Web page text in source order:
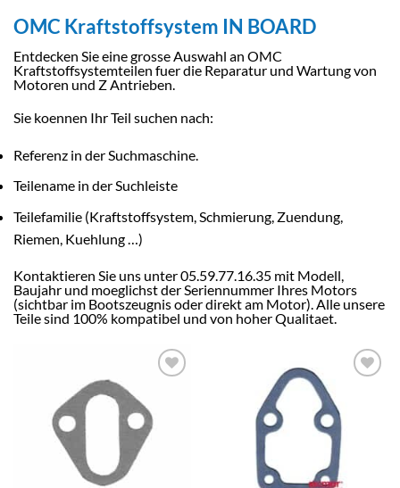
OMC Kraftstoffsystem IN BOARD
Entdecken Sie eine grosse Auswahl an OMC
Kraftstoffsystemteilen fuer die Reparatur und Wartung von
Motoren und Z Antrieben.
Sie koennen Ihr Teil suchen nach:
Referenz in der Suchmaschine.
Teilename in der Suchleiste
Teilefamilie (Kraftstoffsystem, Schmierung, Zuendung,
Riemen, Kuehlung …)
Kontaktieren Sie uns unter 05.59.77.16.35 mit Modell,
Baujahr und moeglichst der Seriennummer Ihres Motors
(sichtbar im Bootszeugnis oder direkt am Motor). Alle unsere
Teile sind 100% kompatibel und von hoher Qualitaet.
AJOUTER
À LA
LISTE
D’ENVIES
AJOUTER
À LA
LISTE
D’ENVIES